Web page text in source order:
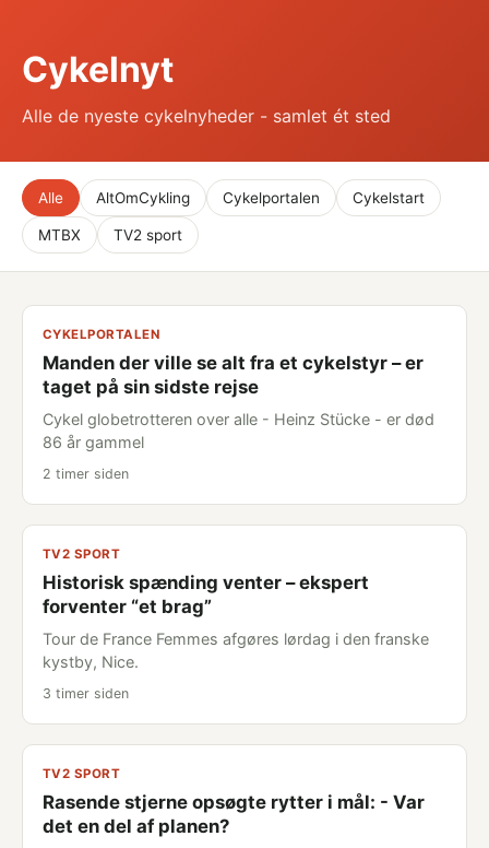
Cykelnyt
Alle de nyeste cykelnyheder - samlet ét sted
Alle AltOmCykling Cykelportalen Cykelstart
MTBX TV2 sport
CYKELPORTALEN
Manden der ville se alt fra et cykelstyr – er
taget på sin sidste rejse
Cykel globetrotteren over alle - Heinz Stücke - er død
86 år gammel
2 timer siden
TV2 SPORT
Historisk spænding venter – ekspert
forventer “et brag”
Tour de France Femmes afgøres lørdag i den franske
kystby, Nice.
3 timer siden
TV2 SPORT
Rasende stjerne opsøgte rytter i mål: - Var
det en del af planen?